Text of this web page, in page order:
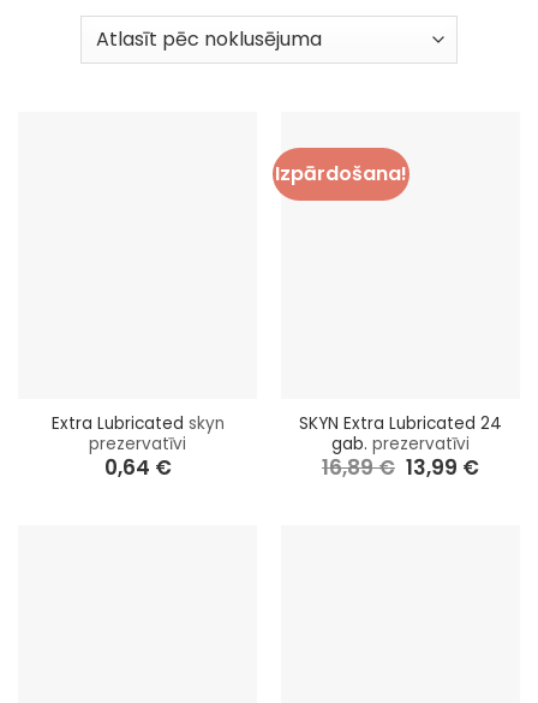
Extra Lubricated skyn
prezervatīvi
0,64 €
Izpārdošana!
SKYN Extra Lubricated 24
gab. prezervatīvi
16,89€ Original
price
13,99 €